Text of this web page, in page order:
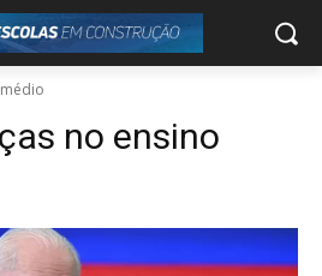
no ensino